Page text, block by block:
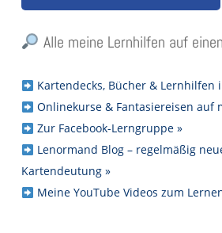
Alle meine Lernhilfen auf
Kartendecks, Bücher & Lernhilfen
Onlinekurse & Fantasiereisen auf
Zur Facebook-Lerngruppe »
Lenormand Blog – regelmäßig
Kartendeutung »
Meine YouTube Videos zum